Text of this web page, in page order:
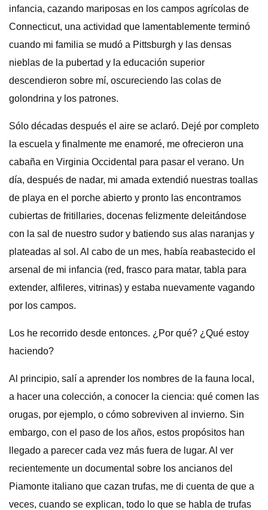
infancia, cazando mariposas en los campos agrícolas de
Connecticut, una actividad que lamentablemente terminó
cuando mi familia se mudó a Pittsburgh y las densas
nieblas de la pubertad y la educación superior
descendieron sobre mí, oscureciendo las colas de
golondrina y los patrones.
Sólo décadas después el aire se aclaró. Dejé por completo
la escuela y finalmente me enamoré, me ofrecieron una
cabaña en Virginia Occidental para pasar el verano. Un
día, después de nadar, mi amada extendió nuestras toallas
de playa en el porche abierto y pronto las encontramos
cubiertas de fritillaries, docenas felizmente deleitándose
con la sal de nuestro sudor y batiendo sus alas naranjas y
plateadas al sol. Al cabo de un mes, había reabastecido el
arsenal de mi infancia (red, frasco para matar, tabla para
extender, alfileres, vitrinas) y estaba nuevamente vagando
por los campos.
Los he recorrido desde entonces. ¿Por qué? ¿Qué estoy
haciendo?
Al principio, salí a aprender los nombres de la fauna local,
a hacer una colección, a conocer la ciencia: qué comen las
orugas, por ejemplo, o cómo sobreviven al invierno. Sin
embargo, con el paso de los años, estos propósitos han
llegado a parecer cada vez más fuera de lugar. Al ver
recientemente un documental sobre los ancianos del
Piamonte italiano que cazan trufas, me di cuenta de que a
veces, cuando se explican, todo lo que se habla de trufas